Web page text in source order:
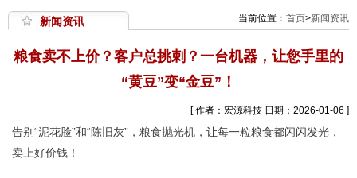
新闻资讯 当前位置： 首页>新闻资讯
粮食卖不上价？客户总挑刺？一台机器，让您手里的
“黄豆”变“金豆”！
[ 作者：宏源科技 日期：2026-01-06 ]
告别“泥花脸”和“陈旧灰”，粮食抛光机，让每一粒粮食都闪闪发光，
卖上好价钱！